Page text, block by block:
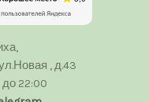
, д.43
22:00